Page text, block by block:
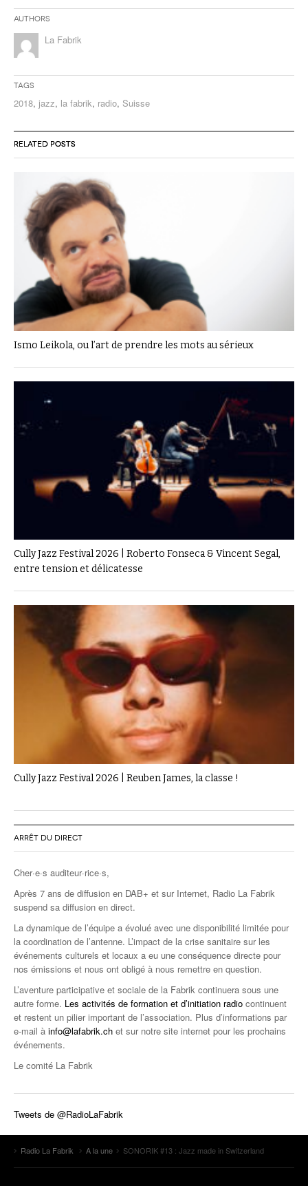
Authors
La Fabrik
Tags
2018, jazz, la fabrik, radio, Suisse
RELATED POSTS
Ismo Leikola, ou l’art de prendre les mots au sérieux
Cully Jazz Festival 2026 | Roberto Fonseca & Vincent Segal,
entre tension et délicatesse
Cully Jazz Festival 2026 | Reuben James, la classe !
ARRÊT DU DIRECT
Cher·e·s auditeur·rice·s,
Après 7 ans de diffusion en DAB+ et sur Internet, Radio La Fabrik
suspend sa diffusion en direct.
La dynamique de l’équipe a évolué avec une disponibilité limitée pour
la coordination de l’antenne. L’impact de la crise sanitaire sur les
événements culturels et locaux a eu une conséquence directe pour
nos émissions et nous ont obligé à nous remettre en question.
L’aventure participative et sociale de la Fabrik continuera sous une
autre forme. Les activités de formation et d’initiation radio continuent
et restent un pilier important de l’association. Plus d’informations par
e-mail à info@lafabrik.ch et sur notre site internet pour les prochains
événements.
Le comité La Fabrik
Tweets de @RadioLaFabrik
Radio La Fabrik A la une SONORIK #13 : Jazz made in Switzerland